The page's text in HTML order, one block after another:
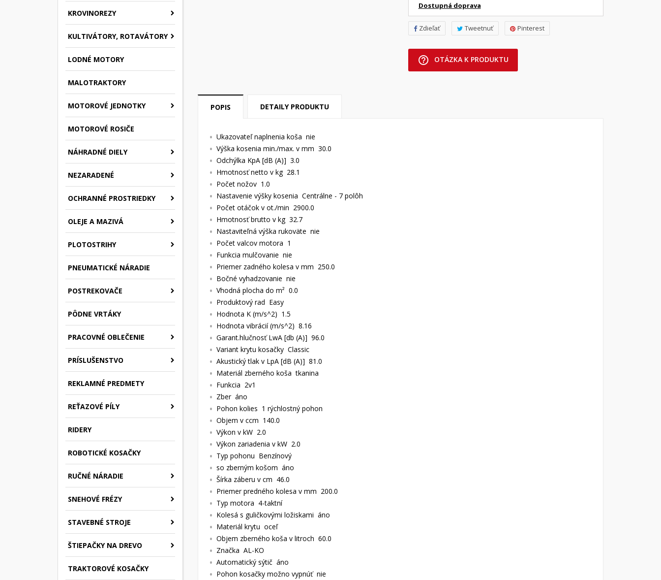
KROVINOREZY
KULTIVÁTORY, ROTAVÁTORY
LODNÉ MOTORY
MALOTRAKTORY
MOTOROVÉ JEDNOTKY
MOTOROVÉ ROSIČE
NÁHRADNÉ DIELY
NEZARADENÉ
OCHRANNÉ PROSTRIEDKY
OLEJE A MAZIVÁ
PLOTOSTRIHY
PNEUMATICKÉ NÁRADIE
POSTREKOVAČE
PÔDNE VRTÁKY
PRACOVNÉ OBLEČENIE
PRÍSLUŠENSTVO
REKLAMNÉ PREDMETY
REŤAZOVÉ PÍLY
RIDERY
ROBOTICKÉ KOSAČKY
RUČNÉ NÁRADIE
SNEHOVÉ FRÉZY
STAVEBNÉ STROJE
ŠTIEPAČKY NA DREVO
TRAKTOROVÉ KOSAČKY
Dostupná doprava
Zdieľať Tweetnuť Pinterest
help_outline OTÁZKA K PRODUKTU
POPIS DETAILY PRODUKTU
Ukazovateľ naplnenia koša nie
Výška kosenia min./max. v mm 30.0
Odchýlka KpA [dB (A)] 3.0
Hmotnosť netto v kg 28.1
Počet nožov 1.0
Nastavenie výšky kosenia Centrálne - 7 polôh
Počet otáčok v ot./min 2900.0
Hmotnosť brutto v kg 32.7
Nastaviteľná výška rukoväte nie
Počet valcov motora 1
Funkcia mulčovanie nie
Priemer zadného kolesa v mm 250.0
Bočné vyhadzovanie nie
Vhodná plocha do m² 0.0
Produktový rad Easy
Hodnota K (m/s^2) 1.5
Hodnota vibrácií (m/s^2) 8.16
Garant.hlučnosť LwA [db (A)] 96.0
Variant krytu kosačky Classic
Akustický tlak v LpA [dB (A)] 81.0
Materiál zberného koša tkanina
Funkcia 2v1
Zber áno
Pohon kolies 1 rýchlostný pohon
Objem v ccm 140.0
Výkon v kW 2.0
Výkon zariadenia v kW 2.0
Typ pohonu Benzínový
so zberným košom áno
Šírka záberu v cm 46.0
Priemer predného kolesa v mm 200.0
Typ motora 4-taktní
Kolesá s guličkovými ložiskami áno
Materiál krytu oceľ
Objem zberného koša v litroch 60.0
Značka AL-KO
Automatický sýtič áno
Pohon kosačky možno vypnúť nie